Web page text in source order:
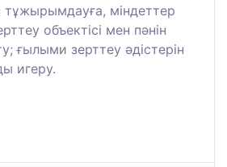
міндеттер
объектісі мен пәнін
ғылыми зерттеу әдістерін
игеру.